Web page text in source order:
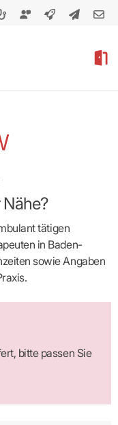
tätigen
in Baden-
sowie Angaben
bitte passen Sie